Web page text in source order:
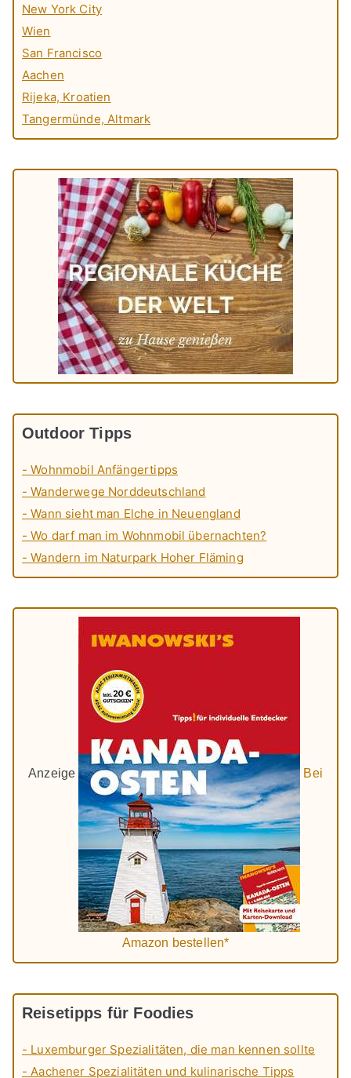
New York City
Wien
San Francisco
Aachen
Rijeka, Kroatien
Tangermünde, Altmark
Outdoor Tipps
- Wohnmobil Anfängertipps
- Wanderwege Norddeutschland
- Wann sieht man Elche in Neuengland
- Wo darf man im Wohnmobil übernachten?
- Wandern im Naturpark Hoher Fläming
Anzeige Bei
Amazon bestellen*
Reisetipps für Foodies
- Luxemburger Spezialitäten, die man kennen sollte
- Aachener Spezialitäten und kulinarische Tipps